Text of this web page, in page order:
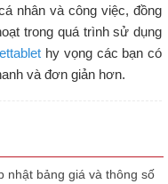
nhân và công việc, đồng
trong quá trình sử dụng
hy vọng các bạn có
và đơn giản hơn.
nhật bảng giá và thông số